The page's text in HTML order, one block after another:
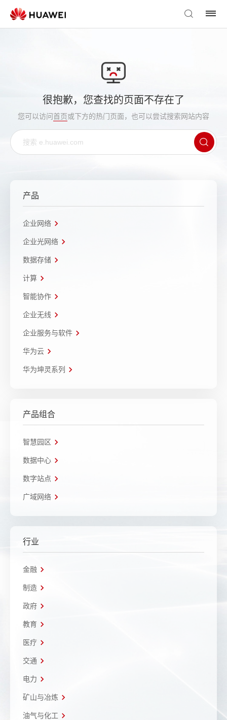
很抱歉，您查找的页面不存在了
您可以访问首页或下方的热门页面，也可以尝试搜索网站内容
产品
企业网络
企业光网络
数据存储
计算
智能协作
企业无线
企业服务与软件
华为云
华为坤灵系列
产品组合
智慧园区
数据中心
数字站点
广域网络
行业
金融
制造
政府
教育
医疗
交通
电力
矿山与冶炼
油气与化工